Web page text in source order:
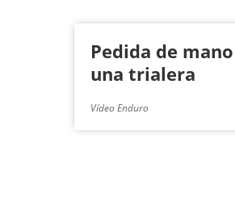
Pedida de
una trialera
Vídeo Enduro